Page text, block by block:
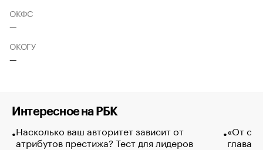
ОКФС
—
ОКОГУ
—
Интересное на РБК
Насколько ваш авторитет зависит от
атрибутов престижа? Тест для лидеров
«От
глава